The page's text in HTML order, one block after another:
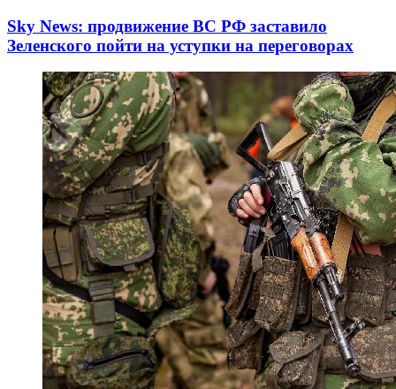
Sky News: продвижение ВС РФ заставило
Зеленского пойти на уступки на переговорах